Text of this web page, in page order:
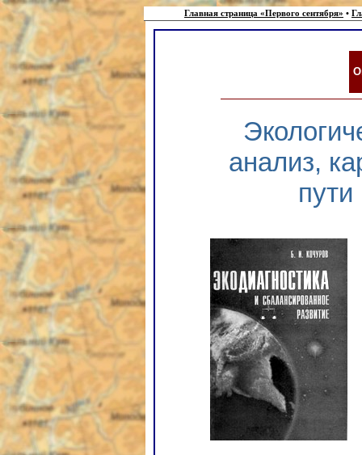
Главная страница «Первого сентября» •
анализ,